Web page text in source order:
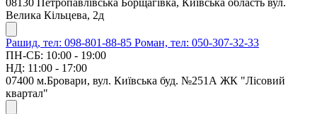
08130 Петропавлівська Борщагівка, Київська область вул.
Велика Кільцева, 2д
Рашид, тел: 098-801-88-85 Роман, тел: 050-307-32-33
ПН-СБ: 10:00 - 19:00
НД: 11:00 - 17:00
07400 м.Бровари, вул. Київська буд. №251А ЖК "Лісовий
квартал"